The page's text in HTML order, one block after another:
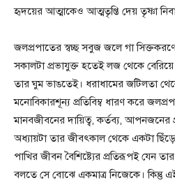
হৃদয়ের আত্মাকেও আত্মতৃপ্তি দেয় তৃষ্ণা
জলপ্রপাতের স্বচ্ছ সবুজ জলে গা
সকালটা প্রভাযুক্ত হতেই লজ থেকে
তার ঘুম ভাঙতেই। ধরাধামের জটিলতা
মনোবিকারশূন্য প্রতিবিম্ব ধারণ করে
মানবজীবনের দায়িত্ব, কর্তব্য, আপনজনের
অধ্যায়টা তার জীবৎকাল থেকে একটা
পাখির জীবন বৈশিষ্ট্যের প্রতিরূপই যেন
বলতে সে বোঝে একমাত্র নিজেকে।